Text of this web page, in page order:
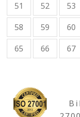
51
52 53
58
59 60
65
66 67